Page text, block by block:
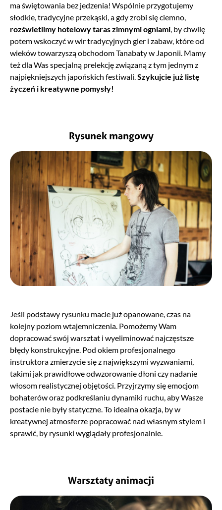
ma świętowania bez jedzenia! Wspólnie przygotujemy
słodkie, tradycyjne przekąski, a gdy zrobi się ciemno,
rozświetlimy hotelowy taras zimnymi ogniami, by chwilę
potem wskoczyć w wir tradycyjnych gier i zabaw, które od
wieków towarzyszą obchodom Tanabaty w Japonii. Mamy
też dla Was specjalną prelekcję związaną z tym jednym z
najpiękniejszych japońskich festiwali.Szykujcie już listę
życzeń i kreatywne pomysły!
Rysunek mangowy
Jeśli podstawy rysunku macie już opanowane, czas na
kolejny poziom wtajemniczenia. Pomożemy Wam
dopracować swój warsztat i wyeliminować najczęstsze
błędy konstrukcyjne. Pod okiem profesjonalnego
instruktora zmierzycie się z największymi wyzwaniami,
takimi jak prawidłowe odwzorowanie dłoni czy nadanie
włosom realistycznej objętości. Przyjrzymy się emocjom
bohaterów oraz podkreślaniu dynamiki ruchu, aby Wasze
postacie nie były statyczne. To idealna okazja, by w
kreatywnej atmosferze popracować nad własnym stylem i
sprawić, by rysunki wyglądały profesjonalnie.
Warsztaty animacji